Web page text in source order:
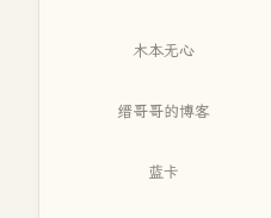
木本无心
缙哥哥的博客
蓝卡